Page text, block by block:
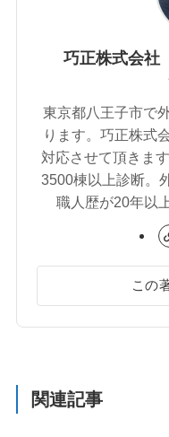
巧正株式会
東京都八王子市で
ります。巧正株式
対応させて頂きま
3500棟以上診断。
職人歴が20年以
この
関連記事